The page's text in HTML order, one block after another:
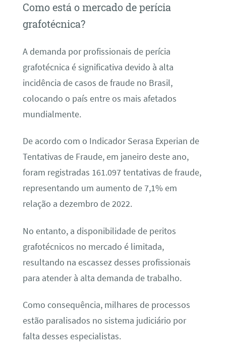
Como está o mercado de perícia
grafotécnica?
A demanda por profissionais de perícia
grafotécnica é significativa devido à alta
incidência de casos de fraude no Brasil,
colocando o país entre os mais afetados
mundialmente.
De acordo com o Indicador Serasa Experian de
Tentativas de Fraude, em janeiro deste ano,
foram registradas 161.097 tentativas de fraude,
representando um aumento de 7,1% em
relação a dezembro de 2022.
No entanto, a disponibilidade de peritos
grafotécnicos no mercado é limitada,
resultando na escassez desses profissionais
para atender à alta demanda de trabalho.
Como consequência, milhares de processos
estão paralisados no sistema judiciário por
falta desses especialistas.